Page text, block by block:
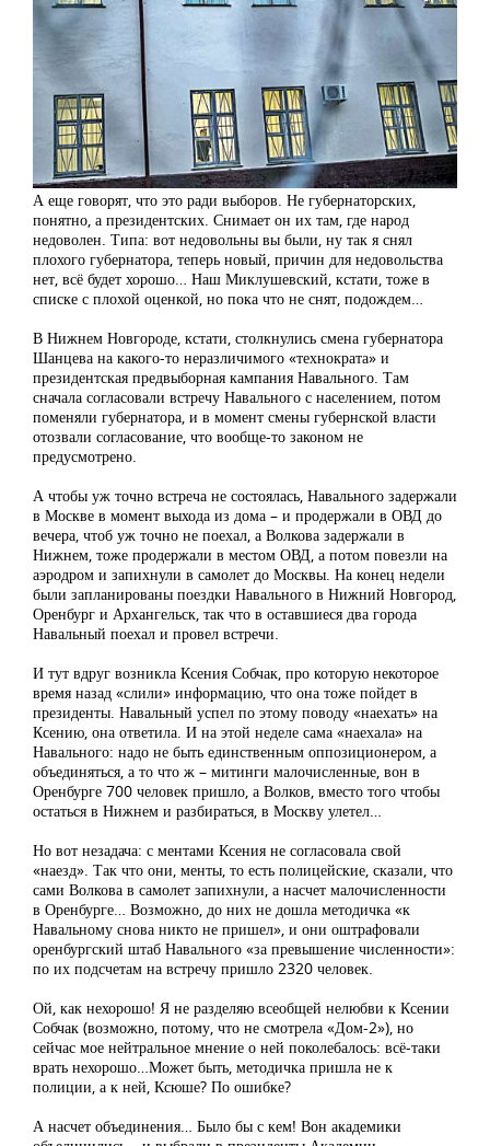
А еще говорят, что это ради выборов. Не губернаторских,
понятно, а президентских. Снимает он их там, где народ
недоволен. Типа: вот недовольны вы были, ну так я снял
плохого губернатора, теперь новый, причин для недовольства
нет, всё будет хорошо… Наш Миклушевский, кстати, тоже в
списке с плохой оценкой, но пока что не снят, подождем…
В Нижнем Новгороде, кстати, столкнулись смена губернатора
Шанцева на какого-то неразличимого «технократа» и
президентская предвыборная кампания Навального. Там
сначала согласовали встречу Навального с населением, потом
поменяли губернатора, и в момент смены губернской власти
отозвали согласование, что вообще-то законом не
предусмотрено.
А чтобы уж точно встреча не состоялась, Навального задержали
в Москве в момент выхода из дома – и продержали в ОВД до
вечера, чтоб уж точно не поехал, а Волкова задержали в
Нижнем, тоже продержали в местом ОВД, а потом повезли на
аэродром и запихнули в самолет до Москвы. На конец недели
были запланированы поездки Навального в Нижний Новгород,
Оренбург и Архангельск, так что в оставшиеся два города
Навальный поехал и провел встречи.
И тут вдруг возникла Ксения Собчак, про которую некоторое
время назад «слили» информацию, что она тоже пойдет в
президенты. Навальный успел по этому поводу «наехать» на
Ксению, она ответила. И на этой неделе сама «наехала» на
Навального: надо не быть единственным оппозиционером, а
объединяться, а то что ж – митинги малочисленные, вон в
Оренбурге 700 человек пришло, а Волков, вместо того чтобы
остаться в Нижнем и разбираться, в Москву улетел…
Но вот незадача: с ментами Ксения не согласовала свой
«наезд». Так что они, менты, то есть полицейские, сказали, что
сами Волкова в самолет запихнули, а насчет малочисленности
в Оренбурге… Возможно, до них не дошла методичка «к
Навальному снова никто не пришел», и они оштрафовали
оренбургский штаб Навального «за превышение численности»:
по их подсчетам на встречу пришло 2320 человек.
Ой, как нехорошо! Я не разделяю всеобщей нелюбви к Ксении
Собчак (возможно, потому, что не смотрела «Дом-2»), но
сейчас мое нейтральное мнение о ней поколебалось: всё-таки
врать нехорошо…Может быть, методичка пришла не к
полиции, а к ней, Ксюше? По ошибке?
А насчет объединения… Было бы с кем! Вон академики